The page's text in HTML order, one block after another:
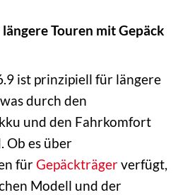
Touren mit Gepäck
ist prinzipiell für längere
durch den
und den Fahrkomfort
Ob es über
fürGepäckträgerverfügt,
Modell und der